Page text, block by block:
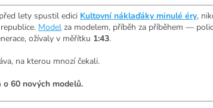
lety spustil edici Kultovní náklaďáky minulé éry,
Model za modelem, příběh za příběhem —
ožívaly v měřítku 1:43.
na kterou mnozí čekali.
o 60 nových modelů.